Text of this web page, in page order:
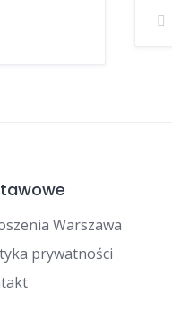
Warszawa
prywatności